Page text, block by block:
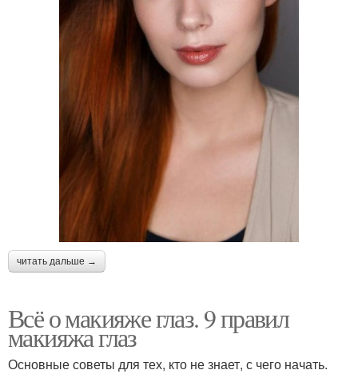
читать дальше →
Всё о макияже глаз. 9 правил
макияжа глаз
Основные советы для тех, кто не знает, с чего начать.